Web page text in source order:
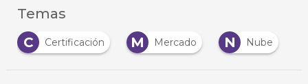
Temas
C
Certificación M Mercado N Nube